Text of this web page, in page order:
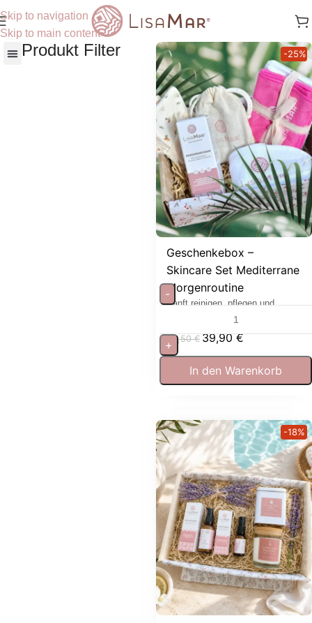
Skip to navigation
Skip to main content
Produkt Filter
Geschenkebox –
Skincare Set Mediterrane
Morgenroutine
Sanft reinigen, pflegen und
-25%
53,50€ 39,90€
-
+
In den Warenkorb
-18%